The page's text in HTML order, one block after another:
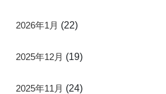
2026年1月 (22)
2025年12月 (19)
2025年11月 (24)